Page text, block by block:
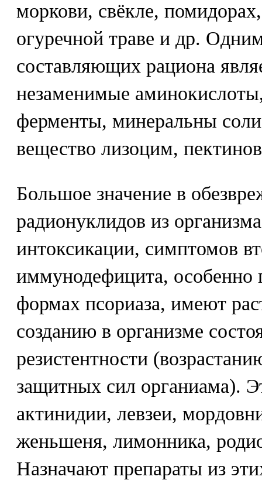
моркови, свёкле,
огуречной траве и др.
составляющих рациона
незаменимые
ферменты, минеральны
вещество лизоцим,
Большое значение в
радионуклидов из
интоксикации, симптомов
иммунодефицита,
формах псориаза, имеют
созданию в организме
резистентности
защитных сил органиама).
актинидии, левзеи,
женьшеня, лимонника,
Назначают препараты из